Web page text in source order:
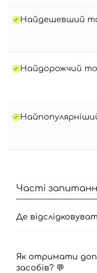
Найдешевший
Найдорожчий
Часті
Де
Як отримати
засобів? 💬